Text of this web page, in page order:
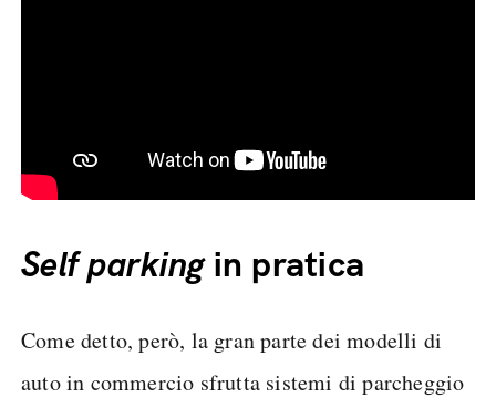
Self parkingin pratica
Come detto, però, la gran parte dei modelli di
auto in commercio sfrutta sistemi di parcheggio